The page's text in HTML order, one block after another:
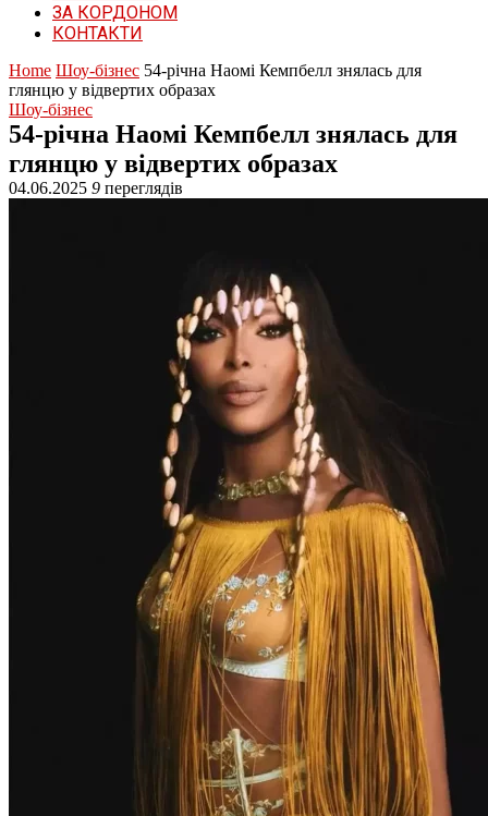
ЗА КОРДОНОМ
КОНТАКТИ
Home Шоу-бізнес 54-річна Наомі Кемпбелл знялась для
глянцю у відвертих образах
Шоу-бізнес
54-річна Наомі Кемпбелл знялась для
глянцю у відвертих образах
04.06.2025 9 переглядів